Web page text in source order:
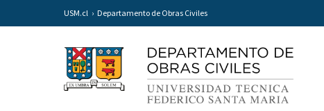
USM.cl Departamento de Obras Civiles